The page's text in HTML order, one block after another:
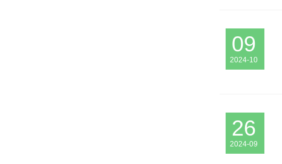
09
2024-10
26
2024-09